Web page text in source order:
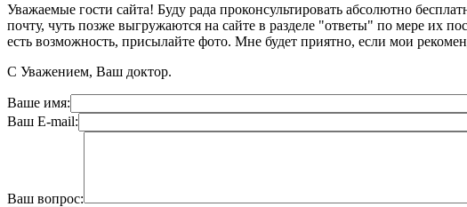
Уважаемые гости сайта! Буду рада проконсультировать абсолютно
почту, чуть позже выгружаются на сайте в разделе "ответы" по мере их
есть возможность, присылайте фото. Мне будет приятно, если мои
С Уважением, Ваш доктор.
Ваше имя:
Ваш E-mail:
Ваш вопрос: